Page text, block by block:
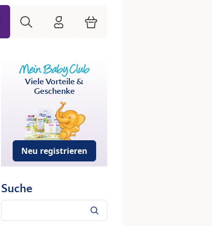
HiPP Mein Babyclub
Warenkorb
Viele Vorteile &
Geschenke
Neu registrieren
Suche